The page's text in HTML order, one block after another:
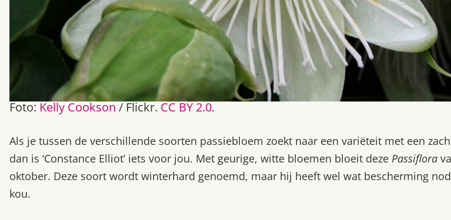
Foto: Kelly Cookson / Flickr. CC BY 2.0.
Als je tussen de verschillende soorten passiebloem zoekt naar een variëteit met een
dan is ‘Constance Elliot’ iets voor jou. Met geurige, witte bloemen bloeit deze Passiflora
oktober. Deze soort wordt winterhard genoemd, maar hij heeft wel wat bescherming
kou.